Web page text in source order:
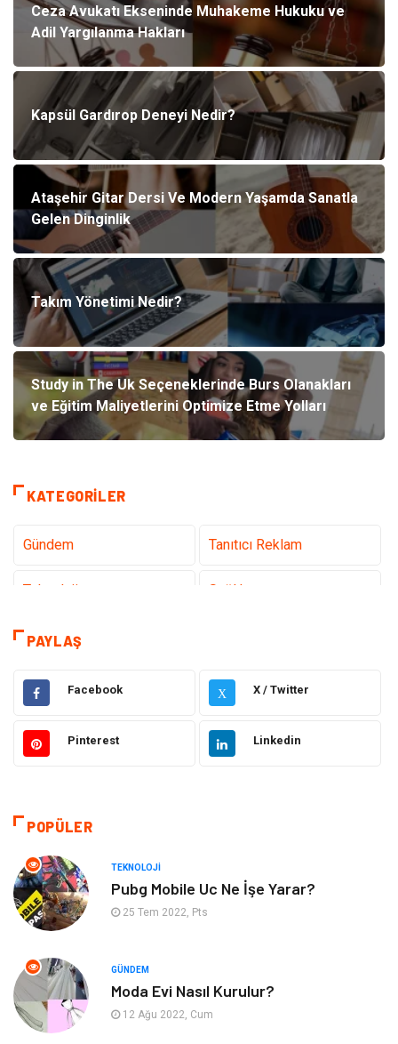
Ceza Avukatı Ekseninde Muhakeme Hukuku ve
Adil Yargılanma Hakları
Kapsül Gardırop Deneyi Nedir?
Ataşehir Gitar Dersi Ve Modern Yaşamda Sanatla
Gelen Dinginlik
Takım Yönetimi Nedir?
Study in The Uk Seçeneklerinde Burs Olanakları
ve Eğitim Maliyetlerini Optimize Etme Yolları
KATEGORILER
Gündem Tanıtıcı Reklam
Teknoloji Sağlık
Dekorasyon
Eğitim Hukuk
Ulaşım ve Taşımacılık Yapı İnşaat
Tekstil
Bilgisayar ve Yazılım
Alışveriş
Güzellik & Bakım Tatil
PAYLAŞ
Facebook X X / Twitter
Pinterest Linkedin
POPÜLER
TEKNOLOJI
Pubg Mobile Uc Ne İşe Yarar?
25 Tem 2022, Pts
GÜNDEM
Moda Evi Nasıl Kurulur?
12 Ağu 2022, Cum